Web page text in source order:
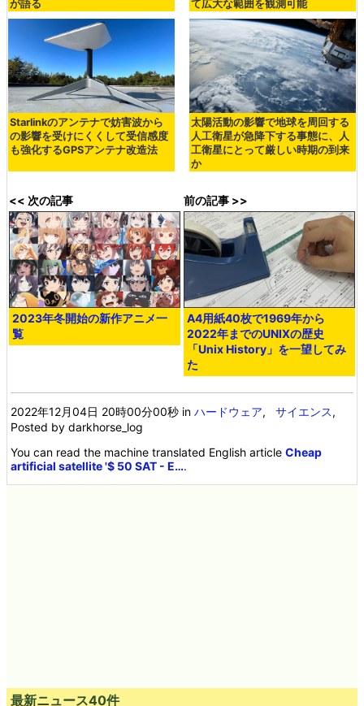
が語る て広大な範囲を観測可能
Starlinkのアンテナで妨害波から
の影響を受けにくくして受信感度
も強化するGPSアンテナ改造法
太陽活動の影響で地球を周回する
人工衛星が急降下する事態に、人
工衛星にとって厳しい時期の到来
か
<< 次の記事
2023年冬開始の新作アニメ一
覧
前の記事 >>
A4用紙40枚で1969年から
2022年までのUNIXの歴史
「Unix History」を一望してみ
た
2022年12月04日 20時00分00秒 inハードウェア,サイエンス,
Posted by darkhorse_log
You can read the machine translated English articleCheap
artificial satellite '$ 50 SAT - E….
最新ニュース40件